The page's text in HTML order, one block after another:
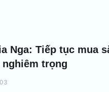
Nga: Tiếp tục mua
trọng